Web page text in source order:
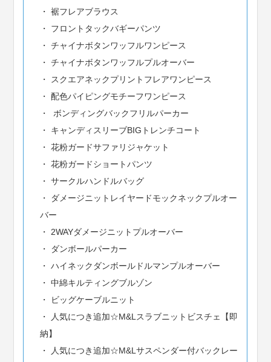
裾フレアブラウス
フロントタックバギーパンツ
チャイナボタンワッフルワンピース
チャイナボタンワッフルプルオーバー
スクエアネックプリントフレアワンピース
配色パイピングモチーフワンピース
ボンディングバックフリルパーカー
キャンディスリーブBIGトレンチコート
花粉ガードサファリジャケット
花粉ガードショートパンツ
サークルハンドルバッグ
ダメージニットレイヤードモックネックプルオー
バー
2WAYダメージニットプルオーバー
ダンボールパーカー
ハイネックダンボールドルマンプルオーバー
中綿キルティングブルゾン
ビッグケーブルニット
人気につき追加☆M&Lスラブニットビスチェ【即
納】
人気につき追加☆M&Lサスペンダー付バックレー